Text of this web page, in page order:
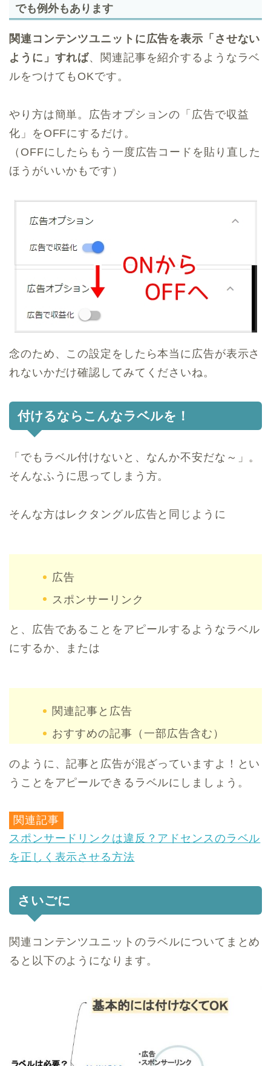
でも例外もあります
関連コンテンツユニットに広告を表示「させない
ように」すれば、関連記事を紹介するようなラベ
ルをつけてもOKです。
やり方は簡単。広告オプションの「広告で収益
化」をOFFにするだけ。
（OFFにしたらもう一度広告コードを貼り直した
ほうがいいかもです）
念のため、この設定をしたら本当に広告が表示さ
れないかだけ確認してみてくださいね。
付けるならこんなラベルを！
「でもラベル付けないと、なんか不安だな～」。
そんなふうに思ってしまう方。
そんな方はレクタングル広告と同じように
広告
スポンサーリンク
と、広告であることをアピールするようなラベル
にするか、または
関連記事と広告
おすすめの記事（一部広告含む）
のように、記事と広告が混ざっていますよ！とい
うことをアピールできるラベルにしましょう。
関連記事
スポンサードリンクは違反？アドセンスのラベル
を正しく表示させる方法
さいごに
関連コンテンツユニットのラベルについてまとめ
ると以下のようになります。